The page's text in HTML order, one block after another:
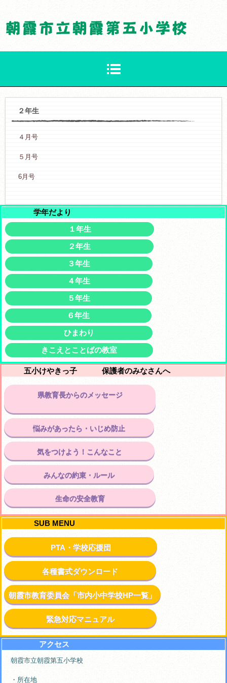
２年生
４月号
５月号
6月号
学年だより
１年生
２年生
３年生
４年生
５年生
６年生
ひまわり
きこえとことばの教室
五小けやきっ子 保護者のみなさんへ
県教育長からのメッセージ
悩みがあったら・いじめ防止
気をつけよう！こんなこと
みんなの約束・ルール
生命の安全教育
SUB MENU
PTA・学校応援団
各種書式ダウンロード
朝霞市教育委員会「市内小中学校HP一覧」
緊急対応マニュアル
アクセス
朝霞市立朝霞第五小学校
・所在地